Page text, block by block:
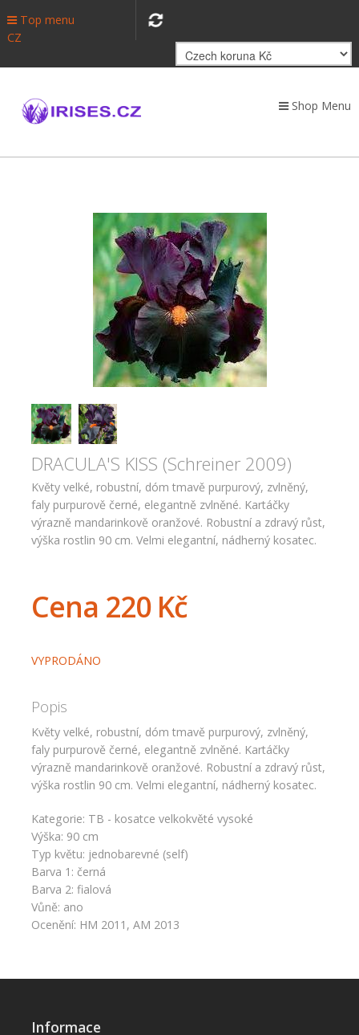
Top menu
CZ
Shop Menu
DRACULA'S KISS (Schreiner 2009)
Květy velké, robustní, dóm tmavě purpurový, zvlněný,
faly purpurově černé, elegantně zvlněné. Kartáčky
výrazně mandarinkově oranžové. Robustní a zdravý růst,
výška rostlin 90 cm. Velmi elegantní, nádherný kosatec.
Cena 220 Kč
VYPRODÁNO
Popis
Květy velké, robustní, dóm tmavě purpurový, zvlněný,
faly purpurově černé, elegantně zvlněné. Kartáčky
výrazně mandarinkově oranžové. Robustní a zdravý růst,
výška rostlin 90 cm. Velmi elegantní, nádherný kosatec.
Kategorie: TB - kosatce velkokvěté vysoké
Výška: 90 cm
Typ květu: jednobarevné (self)
Barva 1: černá
Barva 2: fialová
Vůně: ano
Ocenění: HM 2011, AM 2013
Informace